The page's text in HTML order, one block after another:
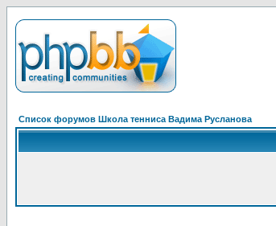
Список форумов Школа тенниса Вадима Русланова